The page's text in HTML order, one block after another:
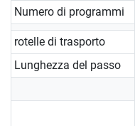
Numero di programmi
rotelle di trasporto
Lunghezza del passo